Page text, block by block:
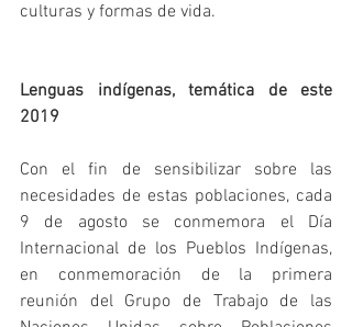
culturas y formas de vida.
Lenguas indígenas, temática de este
2019
Con el fin de sensibilizar sobre las
necesidades de estas poblaciones, cada
9 de agosto se conmemora el Día
Internacional de los Pueblos Indígenas,
en conmemoración de la primera
reunión del Grupo de Trabajo de las